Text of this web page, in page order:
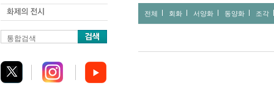
통합검색
전체 회화 서양화 동양화 조각